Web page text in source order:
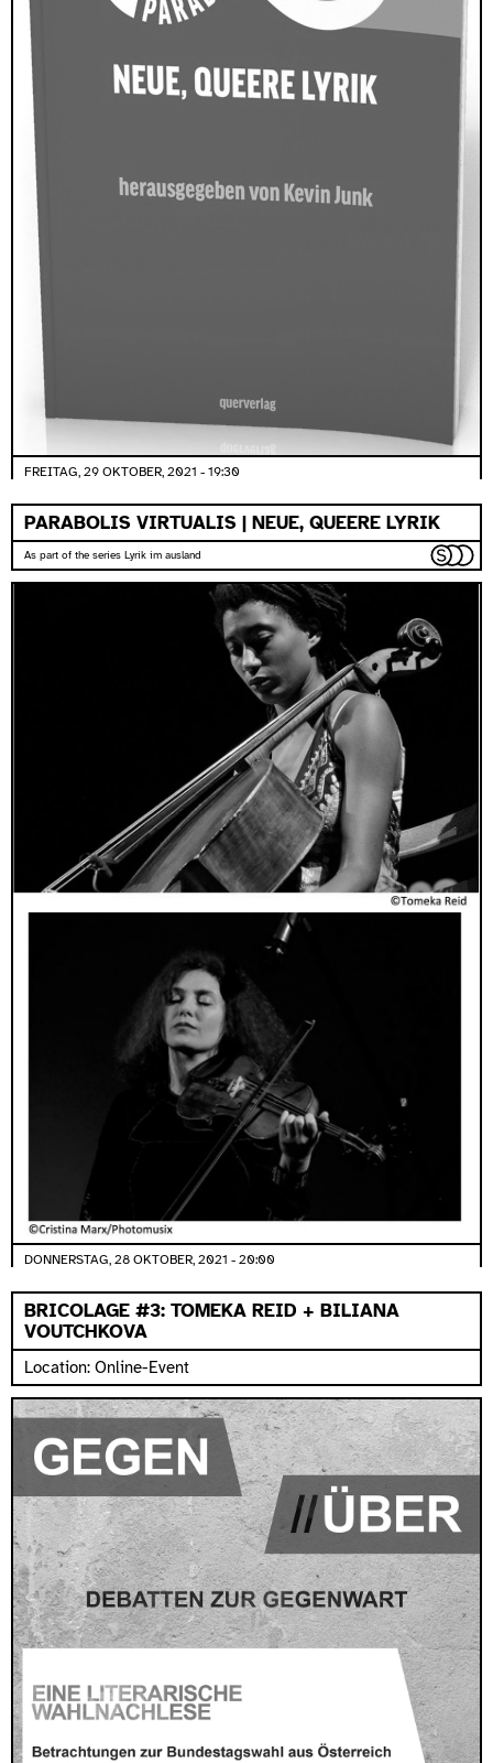
FREITAG, 29 OKTOBER, 2021 - 19:30
PARABOLIS VIRTUALIS | NEUE, QUEERE LYRIK
As part of the series Lyrik im ausland
DONNERSTAG, 28 OKTOBER, 2021 - 20:00
BRICOLAGE #3: TOMEKA REID + BILIANA
VOUTCHKOVA
Location: Online-Event